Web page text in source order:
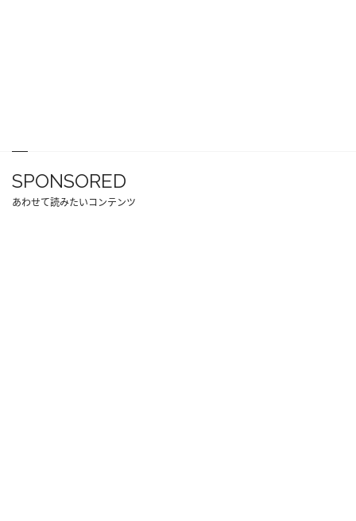
SPONSORED
あわせて読みたいコンテンツ